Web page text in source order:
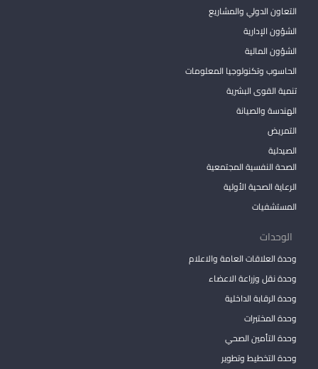
التعاون الدولي والمشاريع
الشؤون الإدارية
الشؤون المالية
الحاسوب وتكنولوجيا المعلومات
تنمية القوى البشرية
الهندسة والصيانة
التمريض
الصيدلية
الصحة النفسية المجتمعية
الرعاية الصحية الأولية
المستشفيات
الوحدات
وحدة العلاقات العامة والاعلام
وحدة نقل وزراعة الاعضاء
وحدة الرقابة الداخلية
وحدة المختبرات
وحدة التأمين الصحي
وحدة التخطيط وتطوير